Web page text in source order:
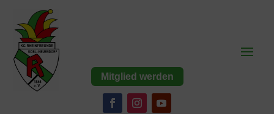
Mitglied werden